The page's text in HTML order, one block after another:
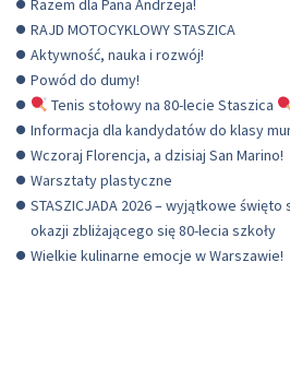
Razem dla Pana Andrzeja!
RAJD MOTOCYKLOWY STASZICA
Aktywność, nauka i rozwój!
Powód do dumy!
Tenis stołowy na 80-lecie Staszica
Informacja dla kandydatów do klasy
Wczoraj Florencja, a dzisiaj San Marino!
Warsztaty plastyczne
STASZICJADA 2026 – wyjątkowe
okazji zbliżającego się 80-lecia szkoły
Wielkie kulinarne emocje w Warszawie!